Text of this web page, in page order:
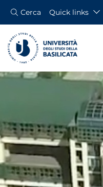
Cerca Quick links